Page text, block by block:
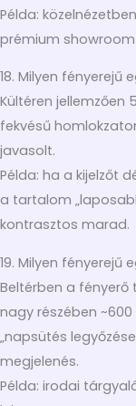
Példa:
prémium
18. Milyen fényerejű
Kültéren jellemzően
fekvésű
javasolt.
Példa: ha a kijelzőt
a tartalom
kontrasztos marad.
19. Milyen fényerejű
Beltérben a fényerő
nagy részében
„napsütés
megjelenés.
Példa: irodai